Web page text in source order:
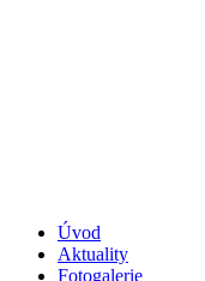
Úvod
Aktuality
Fotogalerie